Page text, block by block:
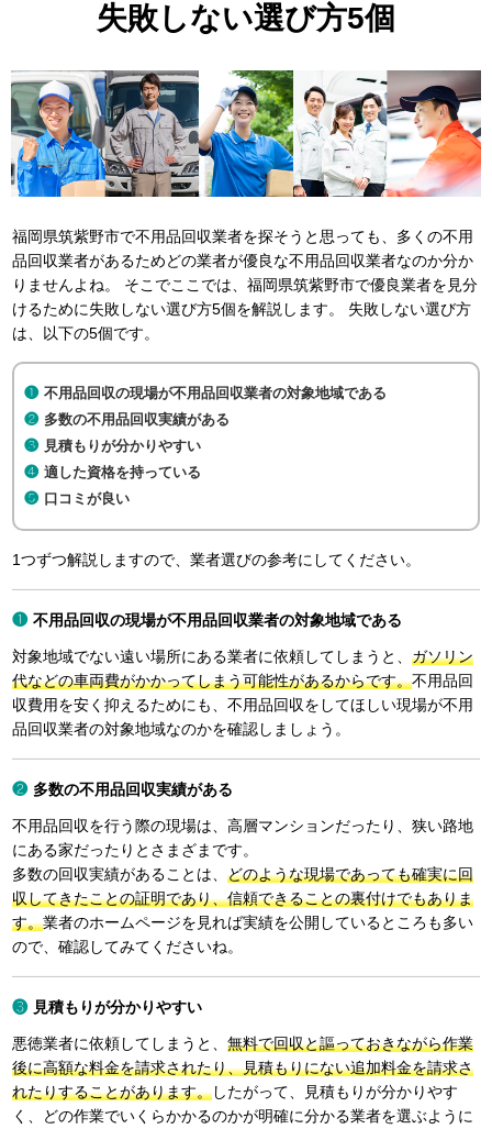
失敗しない選び方5個
福岡県筑紫野市で不用品回収業者を探そうと思っても、多くの不用
品回収業者があるためどの業者が優良な不用品回収業者なのか分か
りませんよね。 そこでここでは、福岡県筑紫野市で優良業者を見分
けるために失敗しない選び方5個を解説します。 失敗しない選び方
は、以下の5個です。
不用品回収の現場が不用品回収業者の対象地域である
多数の不用品回収実績がある
見積もりが分かりやすい
適した資格を持っている
口コミが良い
1つずつ解説しますので、業者選びの参考にしてください。
不用品回収の現場が不用品回収業者の対象地域である
対象地域でない遠い場所にある業者に依頼してしまうと、ガソリン
代などの車両費がかかってしまう可能性があるからです。不用品回
収費用を安く抑えるためにも、不用品回収をしてほしい現場が不用
品回収業者の対象地域なのかを確認しましょう。
多数の不用品回収実績がある
不用品回収を行う際の現場は、高層マンションだったり、狭い路地
にある家だったりとさまざまです。
多数の回収実績があることは、どのような現場であっても確実に回
収してきたことの証明であり、信頼できることの裏付けでもありま
す。業者のホームページを見れば実績を公開しているところも多い
ので、確認してみてくださいね。
見積もりが分かりやすい
悪徳業者に依頼してしまうと、無料で回収と謳っておきながら作業
後に高額な料金を請求されたり、見積もりにない追加料金を請求さ
れたりすることがあります。したがって、見積もりが分かりやす
く、どの作業でいくらかかるのかが明確に分かる業者を選ぶように